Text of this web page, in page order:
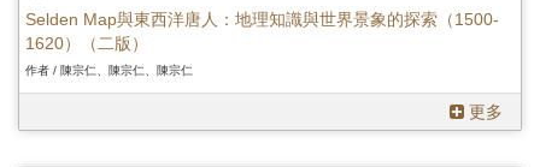
Selden Map與東西洋唐人：地理知識與世界景象的探索（1500-
1620）（二版）
作者 / 陳宗仁、陳宗仁、陳宗仁
更多